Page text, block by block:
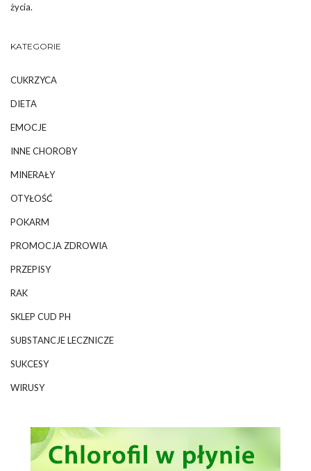
życia.
KATEGORIE
CUKRZYCA
DIETA
EMOCJE
INNE CHOROBY
MINERAŁY
OTYŁOŚĆ
POKARM
PROMOCJA ZDROWIA
PRZEPISY
RAK
SKLEP CUD PH
SUBSTANCJE LECZNICZE
SUKCESY
WIRUSY